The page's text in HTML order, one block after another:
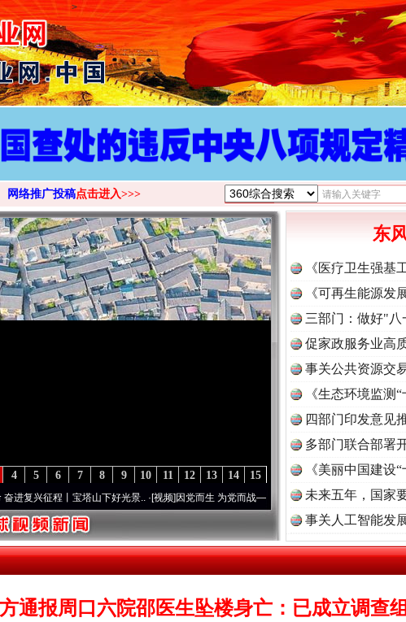
>
网络推广投稿点击进入>>>
15
14
13
12
11
10
9
8
7
6
5
4
程丨宝塔山下好光景..·[视频]因党而生 为党而战——百年“纪”事⑧加强纪律..·[视频] 牢记初心
东
《医疗卫生强基
《可再生能源发
三部门：做好"
促家政服务业高
事关公共资源交
《生态环境监测
读
四部门印发意见
多部门联合部署
《美丽中国建设
未来五年，国家
事关人工智能发
通报周口六院邵医生坠楼身亡：已成立调查组